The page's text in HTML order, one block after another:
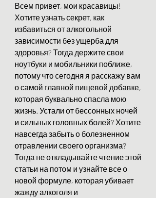
Всем привет, мои красавицы!
Хотите узнать секрет, как
избавиться от алкогольной
зависимости без ущерба для
здоровья? Тогда держите свои
ноутбуки и мобильники поближе,
потому что сегодня я расскажу вам
о самой главной пищевой добавке,
которая буквально спасла мою
жизнь. Устали от бессонных ночей
и сильных головных болей? Хотите
навсегда забыть о болезненном
отравлении своего организма?
Тогда не откладывайте чтение этой
статьи на потом и узнайте все о
новой формуле, которая убивает
жажду алкоголя и